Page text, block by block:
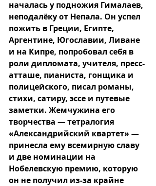
началась у подножия Гималаев,
неподалёку от Непала. Он успел
пожить в Греции, Египте,
Аргентине, Югославии, Ливане
и на Кипре, попробовал себя в
роли дипломата, учителя, пресс-
атташе, пианиста, гонщика и
полицейского, писал романы,
стихи, сатиру, эссе и путевые
заметки. Жемчужина его
творчества — тетралогия
«Александрийский квартет» —
принесла ему всемирную славу
и две номинации на
Нобелевскую премию, которую
он не получил из-за крайне